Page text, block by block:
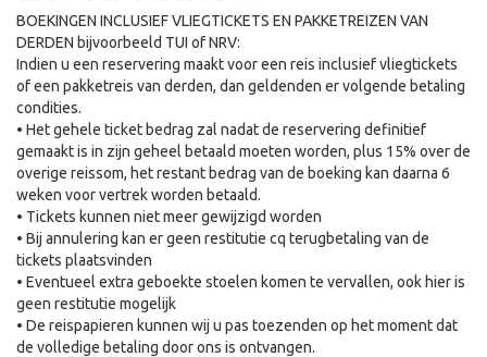
BOEKINGEN INCLUSIEF VLIEGTICKETS EN PAKKETREIZEN VAN
DERDEN bijvoorbeeld TUI of NRV:
Indien u een reservering maakt voor een reis inclusief vliegtickets
of een pakketreis van derden, dan geldenden er volgende betaling
condities.
• Het gehele ticket bedrag zal nadat de reservering definitief
gemaakt is in zijn geheel betaald moeten worden, plus 15% over de
overige reissom, het restant bedrag van de boeking kan daarna 6
weken voor vertrek worden betaald.
• Tickets kunnen niet meer gewijzigd worden
• Bij annulering kan er geen restitutie cq terugbetaling van de
tickets plaatsvinden
• Eventueel extra geboekte stoelen komen te vervallen, ook hier is
geen restitutie mogelijk
• De reispapieren kunnen wij u pas toezenden op het moment dat
de volledige betaling door ons is ontvangen.